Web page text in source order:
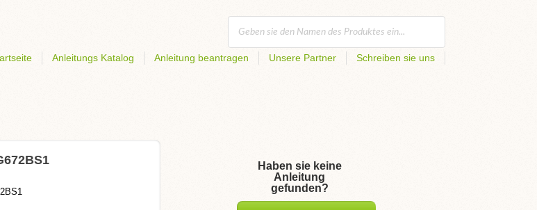
Anleitungs Katalog Anleitung beantragen Unsere Partner Schreiben sie uns
Haben sie keine
Anleitung
gefunden?